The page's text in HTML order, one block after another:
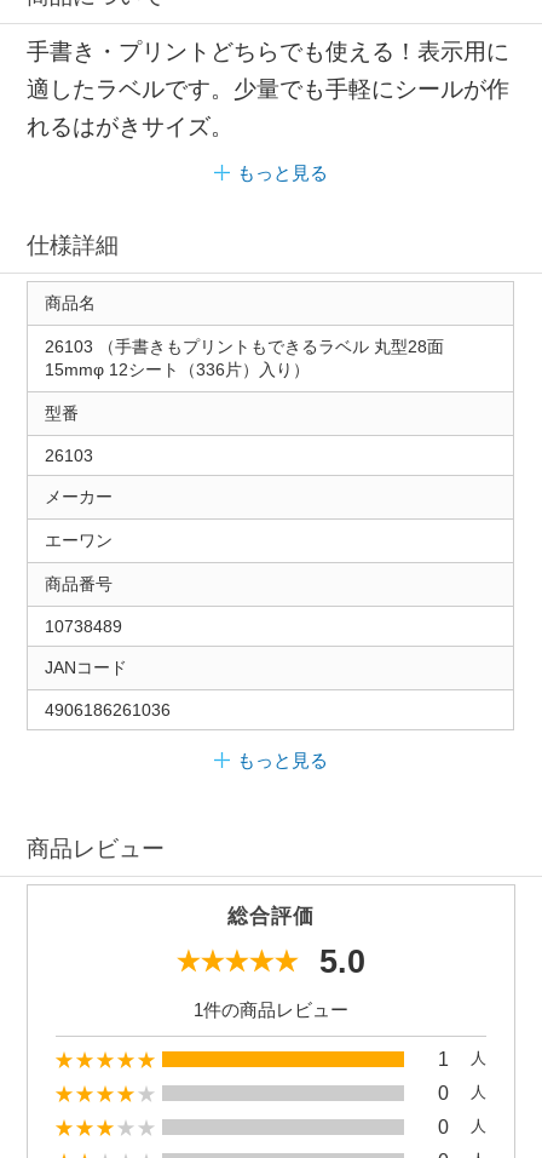
手書き・プリントどちらでも使える！表示用に
適したラベルです。少量でも手軽にシールが作
れるはがきサイズ。
もっと見る
仕様詳細
商品名
26103 （手書きもプリントもできるラベル 丸型28面
15mmφ 12シート（336片）入り）
型番
26103
メーカー
エーワン
商品番号
10738489
JANコード
4906186261036
もっと見る
商品レビュー
総合評価
5.0
1件の商品レビュー
1 人
0 人
0 人